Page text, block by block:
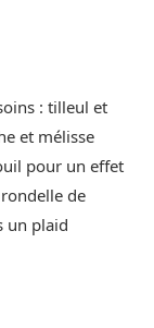
: tilleul et
et mélisse
pour un effet
de
un plaid